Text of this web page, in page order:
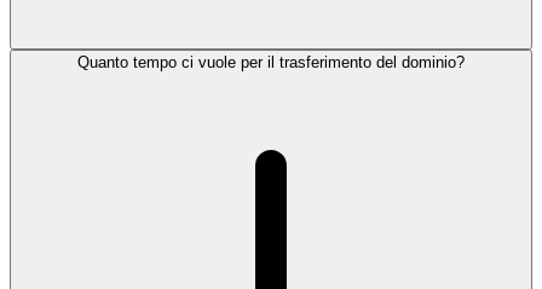
Quanto tempo ci vuole per il trasferimento del dominio?